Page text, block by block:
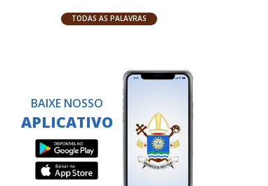
TODAS AS PALAVRAS
BAIXE NOSSO
APLICATIVO